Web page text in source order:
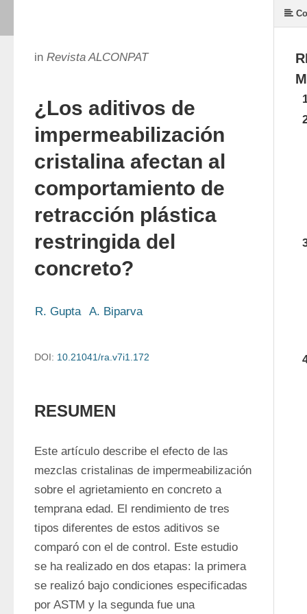
in Revista ALCONPAT
¿Los aditivos de
impermeabilización
cristalina afectan al
comportamiento de
retracción plástica
restringida del
concreto?
R. Gupta A. Biparva
DOI: 10.21041/ra.v7i1.172
RESUMEN
Este artículo describe el efecto de las
mezclas cristalinas de impermeabilización
sobre el agrietamiento en concreto a
temprana edad. El rendimiento de tres
tipos diferentes de estos aditivos se
comparó con el de control. Este estudio
se ha realizado en dos etapas: la primera
se realizó bajo condiciones especificadas
por ASTM y la segunda fue una